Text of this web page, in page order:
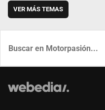
VER MÁS TEMAS